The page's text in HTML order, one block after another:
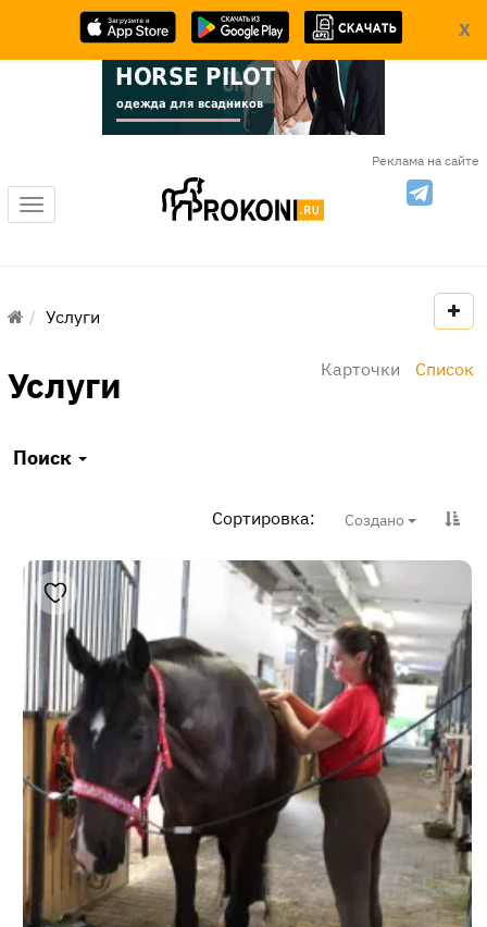
X
Реклама на сайте
Меню
Услуги
Услуги Карточки Список
Поиск
Сортировка: Создано